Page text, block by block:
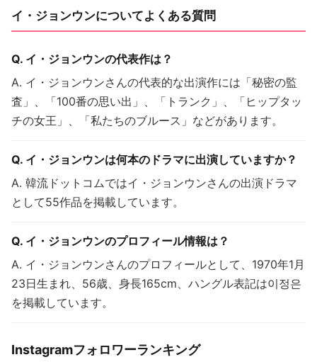
イ・ジョンウンについてよくある質問
Q. イ・ジョンウンの代表作は？
A. イ・ジョンウンさんの代表的な出演作には「秘密の監
査」、「100番の思い出」、「トランク」、「ヒップタッ
チの女王」、「私たちのブルース」などがあります。
Q. イ・ジョンウンは何本のドラマに出演していますか？
A. 韓流ドットコムではイ・ジョンウンさんの出演ドラマ
として55作品を掲載しています。
Q. イ・ジョンウンのプロフィール情報は？
A. イ・ジョンウンさんのプロフィールとして、1970年1月
23日生まれ、56歳、身長165cm、ハングル表記は이정은
を掲載しています。
Instagramフォロワーランキング